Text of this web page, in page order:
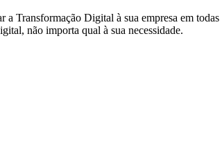
Transformação Digital à sua empresa em todas
não importa qual à sua necessidade.